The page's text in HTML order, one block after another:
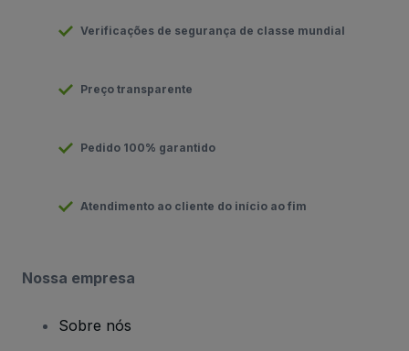
Verificações de segurança de classe mundial
Preço transparente
Pedido 100% garantido
Atendimento ao cliente do início ao fim
Nossa empresa
Sobre nós